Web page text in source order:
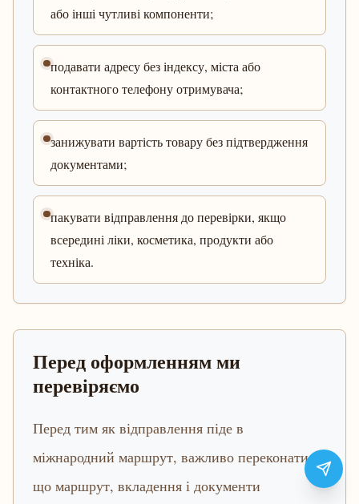
або інші чутливі компоненти;
подавати адресу без індексу, міста або
контактного телефону отримувача;
занижувати вартість товару без підтвердження
документами;
пакувати відправлення до перевірки, якщо
всередині ліки, косметика, продукти або
техніка.
Перед оформленням ми
перевіряємо
Перед тим як відправлення піде в
міжнародний маршрут, важливо переконатися,
що маршрут, вкладення і документи